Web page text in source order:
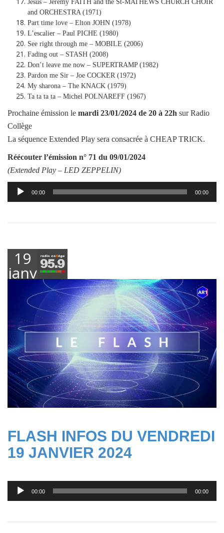
Jesus – Jeremy FAITH and the St-MATHEWS CHURCH CHOIR
and ORCHESTRA (1971)
Part time love – Elton JOHN (1978)
L’escalier – Paul PICHE (1980)
See right through me – MOBILE (2006)
Fading out – STASH (2008)
Don’t leave me now – SUPERTRAMP (1982)
Pardon me Sir – Joe COCKER (1972)
My sharona – The KNACK (1979)
Ta ta ta ta – Michel POLNAREFF (1967)
Prochaine émission le mardi 23/01/2024 de 20 à 22h sur Radio
Collège
La séquence Extended Play sera consacrée à CHEAP TRICK.
Réécouter l’émission n° 71 du 09/01/2024
(Extended Play – LED ZEPPELIN)
Lecteur
audio
00:00 00:00
19
janvier
2024
FLASH INFOS DU VENDREDI
19 JANVIER 2024
Lecteur
audio
00:00 00:00